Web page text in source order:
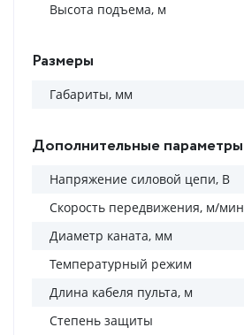
Высота подъема, м
Размеры
Габариты, мм
Дополнительные параметры
Напряжение силовой цепи, В
Скорость передвижения, м/мин
Диаметр каната, мм
Температурный режим
Длина кабеля пульта, м
Степень защиты